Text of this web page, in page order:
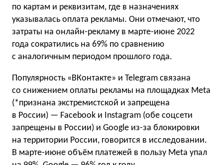
по картам и реквизитам, где в назначениях
указывалась оплата рекламы. Они отмечают, что
затраты на онлайн-рекламу в марте-июне 2022
года сократились на 69% по сравнению
с аналогичным периодом прошлого года.
Популярность «ВКонтакте» и Telegram связана
со снижением оплаты рекламы на площадках Meta
(*признана экстремистской и запрещена
в России) — Facebook и Instagram (обе соцсети
запрещены в России) и Google из-за блокировки
на территории России, говорится в исследовании.
В марте-июне объём платежей в пользу Meta упал